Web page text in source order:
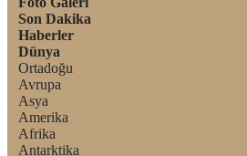
Son Dakika
Haberler
Dünya
Ortadoğu
Avrupa
Asya
Amerika
Afrika
Antarktika